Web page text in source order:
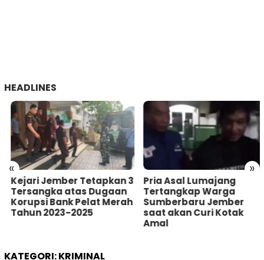
HEADLINES
« »
Kejari Jember Tetapkan 3
Tersangka atas Dugaan
Korupsi Bank Pelat Merah
Tahun 2023-2025
Pria Asal Lumajang
Tertangkap Warga
Sumberbaru Jember
saat akan Curi Kotak
Amal
KATEGORI:KRIMINAL